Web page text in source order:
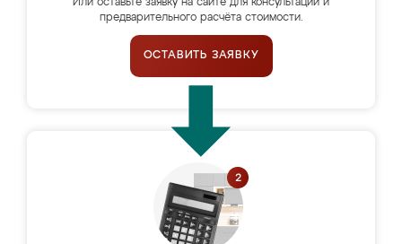
Или оставьте заявку на сайте для консультации и
предварительного расчёта стоимости.
ОСТАВИТЬ ЗАЯВКУ